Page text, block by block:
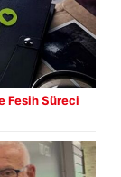
Fesih Süreci